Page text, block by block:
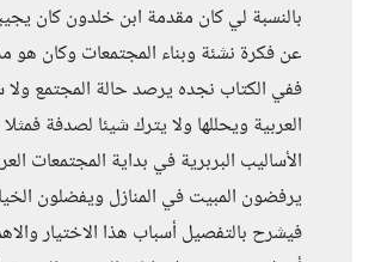
بالنسبة لي كان مقدمة ابن خلدون كان
عن فكرة نشئة وبناء المجتمعات وكان هو
ففي الكتاب نجده يرصد حالة المجتمع ولا
العربية ويحللها ولا يترك شيئا لصدفة
الأساليب البربرية في بداية المجتمعات
يرفضون المبيت في المنازل ويفضلون
فيشرح بالتفصيل أسباب هذا الاختيار